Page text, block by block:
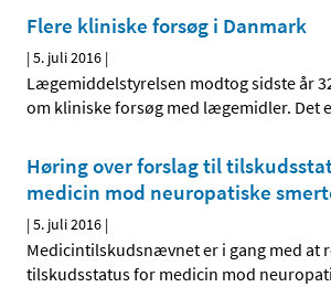
Flere kliniske forsøg i Danmark
|5. juli 2016 |
Lægemiddelstyrelsen modtog sidste år
om kliniske forsøg med lægemidler. Det
Høring over forslag til
medicin mod neuropatiske
|5. juli 2016 |
Medicintilskudsnævnet er i gang med at
tilskudsstatus for medicin mod